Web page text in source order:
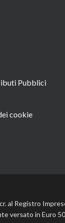
Pubblici
cookie
al Registro
versato in Euro